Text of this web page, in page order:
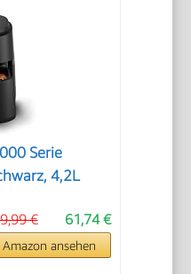
Serie
4,2L
61,74 €
€
Amazon ansehen